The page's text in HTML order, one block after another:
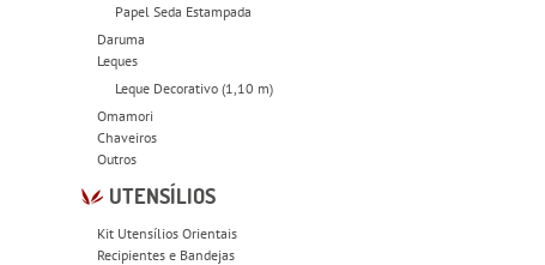
Papel Seda Estampada
Daruma
Leques
Leque Decorativo (1,10 m)
Omamori
Chaveiros
Outros
UTENSÍLIOS
Kit Utensílios Orientais
Recipientes e Bandejas